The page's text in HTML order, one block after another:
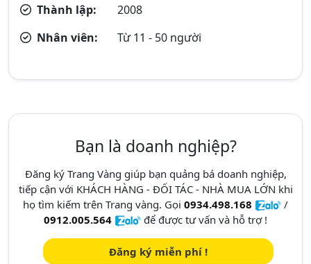
Thành lập:
2008
Nhân viên:
Từ 11 - 50 người
Bạn là doanh nghiệp?
Đăng ký Trang Vàng giúp bạn quảng bá doanh nghiệp,
tiếp cận với KHÁCH HÀNG - ĐỐI TÁC - NHÀ MUA LỚN khi
họ tìm kiếm trên Trang vàng. Gọi 0934.498.168
/
0912.005.564
để được tư vấn và hỗ trợ !
Đăng ký miễn phí !